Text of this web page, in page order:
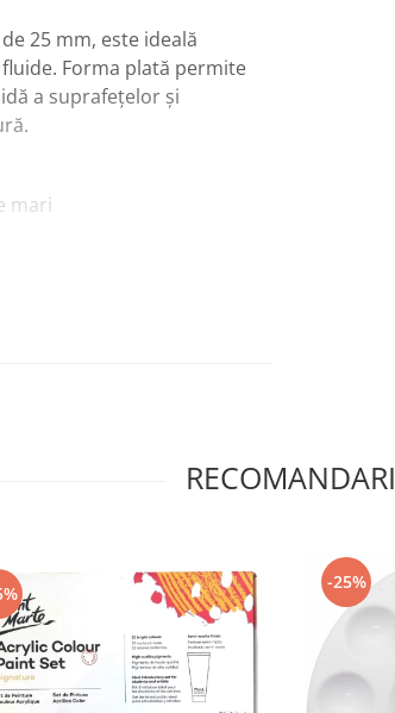
25 mm, este ideală
Forma plată permite
a suprafețelor și
mari
și precizie
și degradeuri
RECOMANDARI
-25%